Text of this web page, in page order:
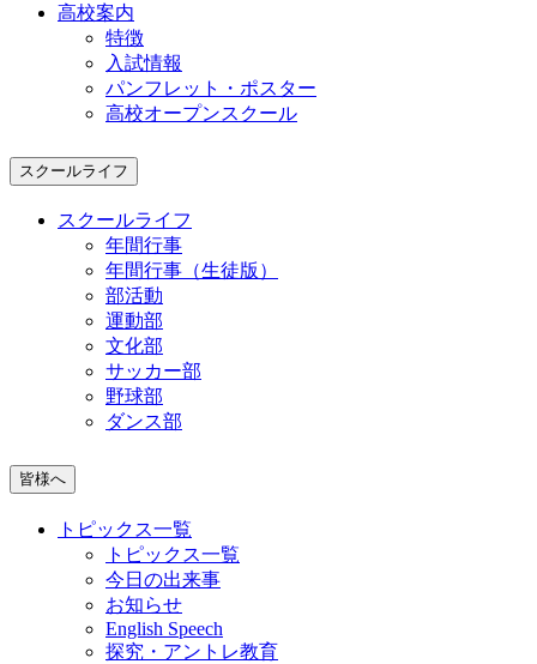
高校案内
特徴
入試情報
パンフレット・ポスター
高校オープンスクール
スクールライフ
スクールライフ
年間行事
年間行事（生徒版）
部活動
運動部
文化部
サッカー部
野球部
ダンス部
皆様へ
トピックス一覧
トピックス一覧
今日の出来事
お知らせ
English Speech
探究・アントレ教育